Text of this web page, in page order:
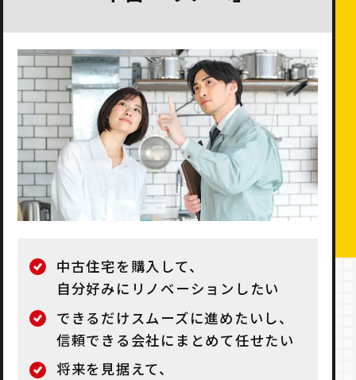
中古住宅を購入して、
自分好みにリノベーションしたい
できるだけスムーズに進めたいし、
信頼できる会社にまとめて任せたい
将来を見据えて、